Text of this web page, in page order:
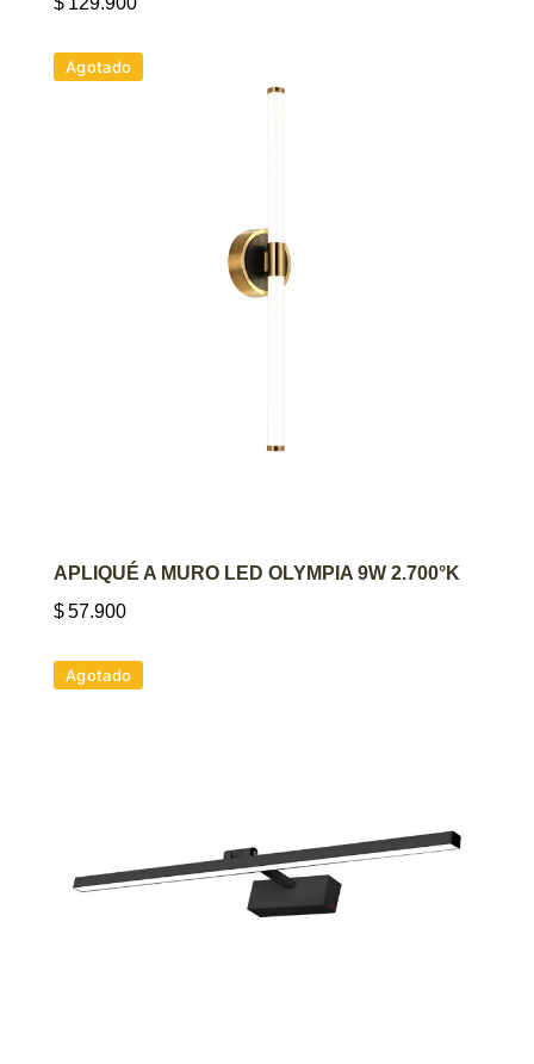
Agotado
AGREGAR AL CARRITO
APLIQUÉ A MURO LED OLYMPIA 9W 2.700°K
$57.900
Agotado